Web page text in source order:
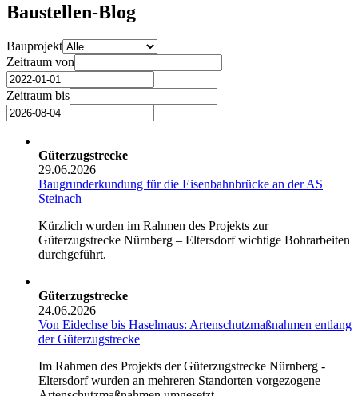
Baustellen-Blog
Bauprojekt
Zeitraum von
Zeitraum bis
Güterzugstrecke
29.06.2026
Baugrunderkundung für die Eisenbahnbrücke an der AS
Steinach
Kürzlich wurden im Rahmen des Projekts zur
Güterzugstrecke Nürnberg – Eltersdorf wichtige Bohrarbeiten
durchgeführt.
Güterzugstrecke
24.06.2026
Von Eidechse bis Haselmaus: Artenschutzmaßnahmen entlang
der Güterzugstrecke
Im Rahmen des Projekts der Güterzugstrecke Nürnberg -
Eltersdorf wurden an mehreren Standorten vorgezogene